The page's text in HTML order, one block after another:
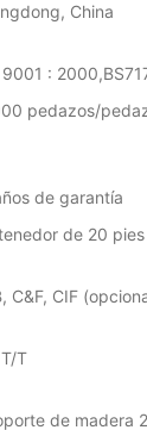
China
9001 :
pedazos/
de garantía
de 20 pies
C&F, CIF
T
de madera